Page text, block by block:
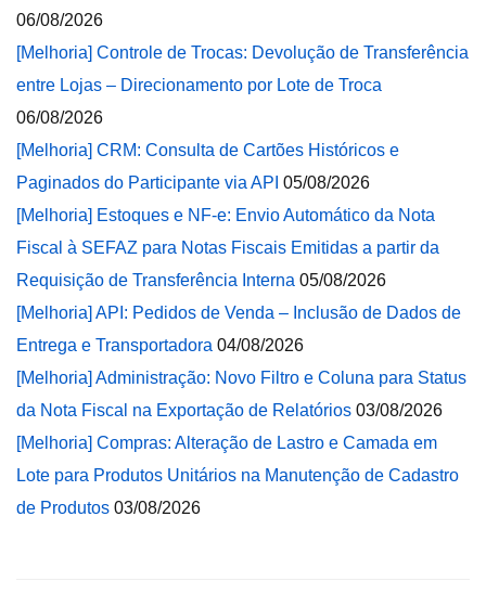
06/08/2026
[Melhoria] Controle de Trocas: Devolução de Transferência
entre Lojas – Direcionamento por Lote de Troca
06/08/2026
[Melhoria] CRM: Consulta de Cartões Históricos e
Paginados do Participante via API 05/08/2026
[Melhoria] Estoques e NF-e: Envio Automático da Nota
Fiscal à SEFAZ para Notas Fiscais Emitidas a partir da
Requisição de Transferência Interna 05/08/2026
[Melhoria] API: Pedidos de Venda – Inclusão de Dados de
Entrega e Transportadora 04/08/2026
[Melhoria] Administração: Novo Filtro e Coluna para Status
da Nota Fiscal na Exportação de Relatórios 03/08/2026
[Melhoria] Compras: Alteração de Lastro e Camada em
Lote para Produtos Unitários na Manutenção de Cadastro
de Produtos 03/08/2026